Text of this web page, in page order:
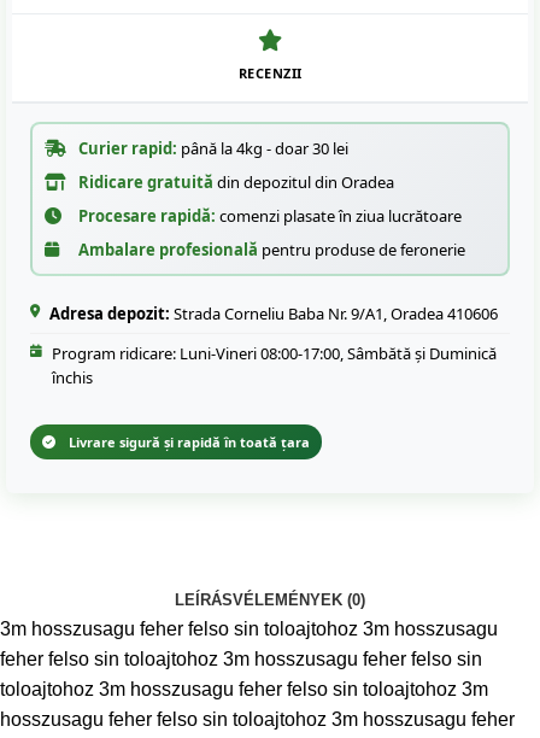
RECENZII
Curier rapid: până la 4kg - doar 30 lei
Ridicare gratuită din depozitul din Oradea
Procesare rapidă: comenzi plasate în ziua lucrătoare
Ambalare profesională pentru produse de feronerie
Adresa depozit: Strada Corneliu Baba Nr. 9/A1, Oradea 410606
Program ridicare: Luni-Vineri 08:00-17:00, Sâmbătă și Duminică
închis
Livrare sigură și rapidă în toată țara
LEÍRÁSVÉLEMÉNYEK (0)
3m hosszusagu feher felso sin toloajtohoz 3m hosszusagu
feher felso sin toloajtohoz 3m hosszusagu feher felso sin
toloajtohoz 3m hosszusagu feher felso sin toloajtohoz 3m
hosszusagu feher felso sin toloajtohoz 3m hosszusagu feher